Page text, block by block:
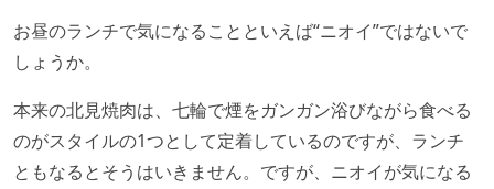
お昼のランチで気になることといえば“ニオイ”ではないで
しょうか。
本来の北見焼肉は、七輪で煙をガンガン浴びながら食べる
のがスタイルの1つとして定着しているのですが、ランチ
ともなるとそうはいきません。ですが、ニオイが気になる